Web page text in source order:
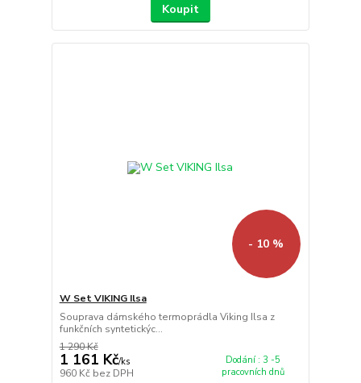
Koupit
- 10 %
W Set VIKING Ilsa
Souprava dámského termoprádla Viking Ilsa z
funkčních syntetickýc...
1 290 Kč
1 161 Kč/ks
960 Kč bez DPH
Dodání : 3 -5
pracovních dnů